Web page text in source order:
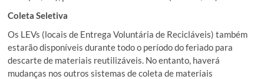
Coleta Seletiva
Os LEVs (locais de Entrega Voluntária de Recicláveis) também
estarão disponíveis durante todo o período do feriado para
descarte de materiais reutilizáveis. No entanto, haverá
mudanças nos outros sistemas de coleta de materiais